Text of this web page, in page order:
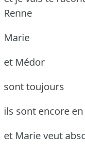
Renne
Marie
et Médor
sont toujours
ils sont encore
et Marie veut